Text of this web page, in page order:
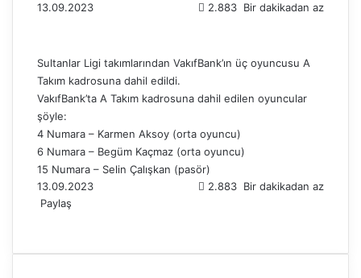
13.09.2023 2.883 Bir dakikadan az
Sultanlar Ligi takımlarından VakıfBank’ın üç oyuncusu A
Takım kadrosuna dahil edildi.
VakıfBank’ta A Takım kadrosuna dahil edilen oyuncular
şöyle:
4 Numara – Karmen Aksoy (orta oyuncu)
6 Numara – Begüm Kaçmaz (orta oyuncu)
15 Numara – Selin Çalışkan (pasör)
13.09.2023
2.883 Bir dakikadan az
Paylaş
cnm
ndalP
z